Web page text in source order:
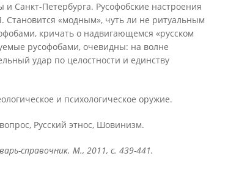
Санкт-Петербурга. Русофобские настроения
«модным», чуть ли не ритуальным
кричать о надвигающемся «русском
русофобами, очевидны: на волне
удар по целостности и единству
и психологическое оружие.
Русский этнос, Шовинизм.
справочник. М., 2011, с. 439-441.